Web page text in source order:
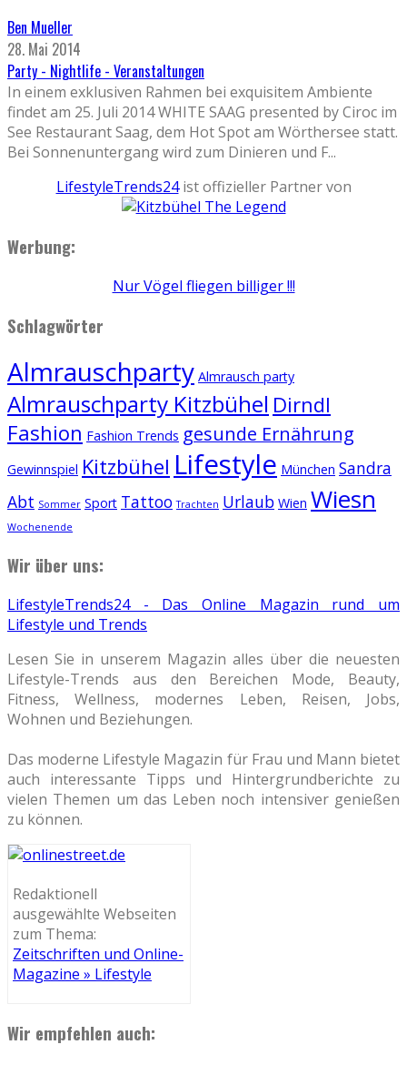
Ben Mueller
28. Mai 2014
Party - Nightlife - Veranstaltungen
In einem exklusiven Rahmen bei exquisitem Ambiente
findet am 25. Juli 2014 WHITE SAAG presented by Ciroc im
See Restaurant Saag, dem Hot Spot am Wörthersee statt.
Bei Sonnenuntergang wird zum Dinieren und F...
LifestyleTrends24ist offizieller Partner von
Werbung:
Nur Vögel fliegen billiger !!!
Schlagwörter
Almrauschparty Almrausch party
Almrauschparty Kitzbühel Dirndl
Fashion Fashion Trends gesunde Ernährung
Gewinnspiel Kitzbühel Lifestyle München Sandra
Abt Sommer Sport Tattoo Trachten Urlaub Wien Wiesn
Wochenende
Wir über uns:
LifestyleTrends24 - Das Online Magazin rund um
Lifestyle und Trends
Lesen Sie in unserem Magazin alles über die neuesten
Lifestyle-Trends aus den Bereichen Mode, Beauty,
Fitness, Wellness, modernes Leben, Reisen, Jobs,
Wohnen und Beziehungen.
Das moderne Lifestyle Magazin für Frau und Mann bietet
auch interessante Tipps und Hintergrundberichte zu
vielen Themen um das Leben noch intensiver genießen
zu können.
Redaktionell
ausgewählte Webseiten
zum Thema:
Zeitschriften und Online-
Magazine » Lifestyle
Wir empfehlen auch: